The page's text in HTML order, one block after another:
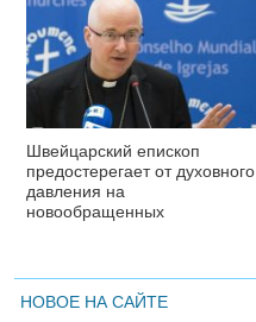
Швейцарский епископ
предостерегает от духовного
давления на
новообращенных
НОВОЕ НА САЙТЕ